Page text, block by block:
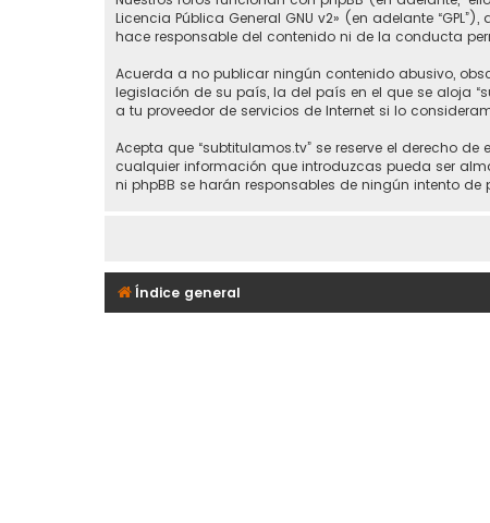
Licencia Pública General GNU v2» (en adelante
hace responsable del contenido ni de la conducta
Acuerda a no publicar ningún contenido abusivo,
legislación de su país, la del país en el que se aloja
a tu proveedor de servicios de Internet si lo
Acepta que “subtitulamos.tv” se reserve el derecho
cualquier información que introduzcas pueda ser
ni phpBB se harán responsables de ningún intento
Índice general